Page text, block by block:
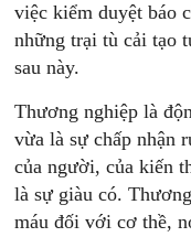
việc kiểm duyệt báo
những trại tù cải tạo
sau này.
Thương nghiệp là
vừa là sự chấp nhận
của người, của kiến
là sự giàu có.
máu đối với cơ thề,